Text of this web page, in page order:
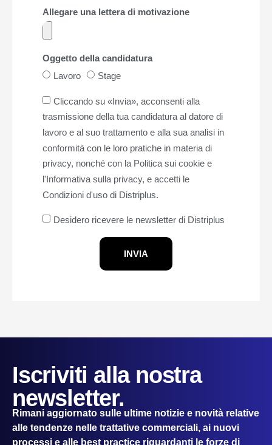
Allegare una lettera di motivazione
Oggetto della candidatura
Lavoro
Stage
Cliccando su «Invia», acconsenti alla
trasmissione della tua candidatura al datore di
lavoro e al suo trattamento e alla sua analisi in
conformità con le loro pratiche in materia di
privacy, nonché con la Politica sui cookie e
l'Informativa sulla privacy, e accetti le
Condizioni d'uso di Distriplus.
Desidero ricevere le newsletter di Distriplus
INVIA
Iscriviti alla nostra
newsletter.
Rimani aggiornato sulle ultime notizie e novità relative
alle tendenze nelle trattative commerciali, ai nuovi
processi e alle best practice riguardanti le forze di